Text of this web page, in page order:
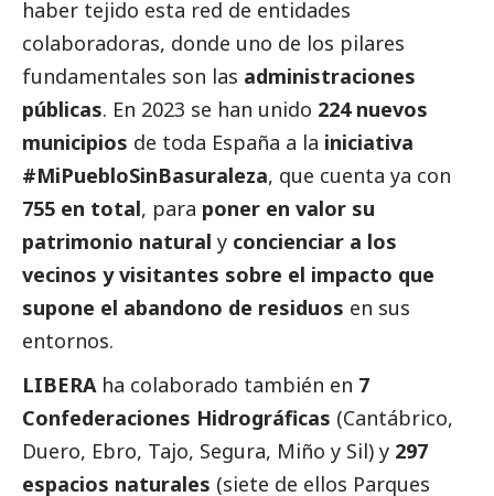
haber tejido esta red de entidades
colaboradoras, donde uno de los pilares
fundamentales son las administraciones
públicas. En 2023 se han unido 224 nuevos
municipios de toda España a la iniciativa
#MiPuebloSinBasuraleza, que cuenta ya con
755 en total, para poner en valor su
patrimonio natural y concienciar a los
vecinos y visitantes sobre el impacto que
supone el abandono de residuos en sus
entornos.
LIBERA ha colaborado también en 7
Confederaciones Hidrográficas (Cantábrico,
Duero, Ebro, Tajo, Segura, Miño y Sil) y 297
espacios naturales (siete de ellos Parques